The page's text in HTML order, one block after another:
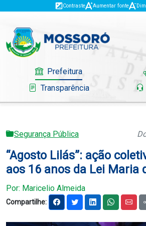
Contraste Aumentar fonte
Prefeitura
Transparência
Governo
Mossoró
Serviços
Portal do Contribuinte
Segurança Pública
“Agosto Lilás”: ação
aos 16 anos da Lei Maria
Por: Maricelio Almeida
Compartilhe: